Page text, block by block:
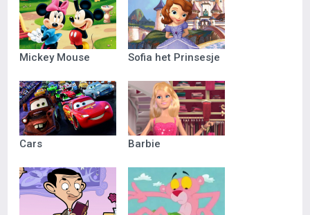
Mickey Mouse Sofia het Prinsesje
Cars Barbie